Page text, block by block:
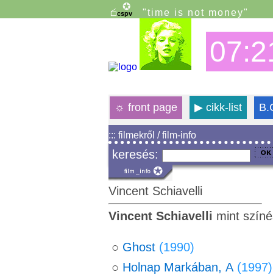
"time is not money"
☼ front page ▶cikk-list
::: filmekről / film-info
keresés:
Vincent Schiavelli
Vincent Schiavelli mint
○ Ghost (1990)
○ Holnap Markában, A (1997)